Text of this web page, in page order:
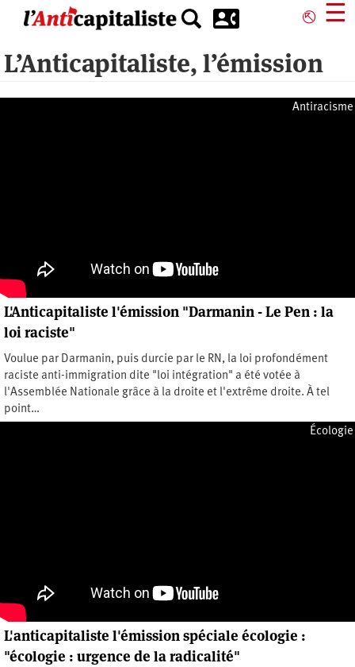
principal
⎋ ☰
L’Anticapitaliste, l’émission
Antiracisme
L'Anticapitaliste l'émission "Darmanin - Le Pen : la
loi raciste"
Voulue par Darmanin, puis durcie par le RN, la loi profondément
raciste anti-immigration dite "loi intégration" a été votée à
l'Assemblée Nationale grâce à la droite et l'extrême droite. À tel
point…
Jeudi 1 février 2024
Écologie
L'anticapitaliste l'émission spéciale écologie :
"écologie : urgence de la radicalité"